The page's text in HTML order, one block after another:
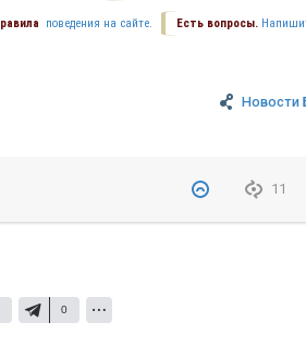
Есть вопросы.
поведения на сайте.
Новости
11
0